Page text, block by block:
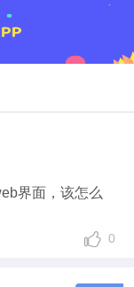
界面，该怎么
0